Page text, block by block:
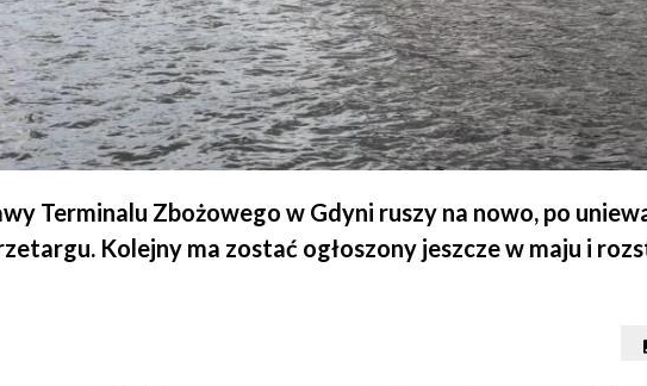
Terminalu Zbożowego w Gdyni ruszy na nowo, po
Kolejny ma zostać ogłoszony jeszcze w maju i